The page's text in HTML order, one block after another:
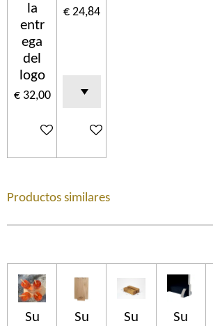
la
entr
ega
del
logo
€ 32,00
In winkelwagen
€ 24,84
In winkelwagen
Productos similares
Su
Su
Su
Su